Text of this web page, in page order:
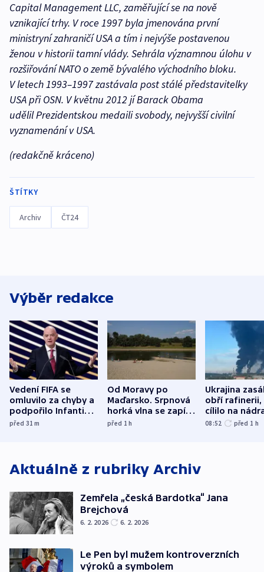
Capital Management LLC, zaměřující se na nově
vznikající trhy. V roce 1997 byla jmenována první
ministryní zahraničí USA a tím i nejvýše postavenou
ženou v historii tamní vlády. Sehrála významnou úlohu v
rozšiřování NATO o země bývalého východního bloku.
V letech 1993–1997 zastávala post stálé představitelky
USA při OSN. V květnu 2012 jí Barack Obama
udělil Prezidentskou medaili svobody, nejvyšší civilní
vyznamenání v USA.
(redakčně kráceno)
ŠTÍTKY
Archiv ČT24
Výběr redakce
Vedení FIFA se
omluvilo za chyby a
podpořilo Infantina.
UEFA trvá na
před 31m
Od Moravy po
Maďarsko. Srpnová
horká vlna se zapíše
do dějin
před 1h
Ukrajina
obří rafinerii,
cílilo na
autobus
08:52 před 1 h
Aktuálně z rubriky Archiv
Zemřela „česká Bardotka“ Jana
Brejchová
6. 2. 2026 6. 2. 2026
Le Pen byl mužem kontroverzních
výroků a symbolem